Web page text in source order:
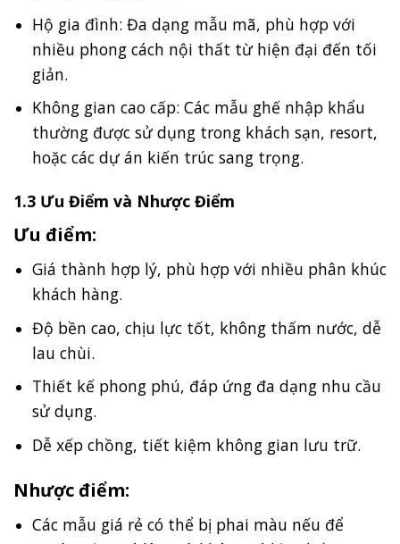
Hộ gia đình: Đa dạng mẫu mã, phù hợp với
nhiều phong cách nội thất từ hiện đại đến tối
giản.
Không gian cao cấp: Các mẫu ghế nhập khẩu
thường được sử dụng trong khách sạn, resort,
hoặc các dự án kiến trúc sang trọng.
1.3 Ưu Điểm và Nhược Điểm
Ưu điểm:
Giá thành hợp lý, phù hợp với nhiều phân khúc
khách hàng.
Độ bền cao, chịu lực tốt, không thấm nước, dễ
lau chùi.
Thiết kế phong phú, đáp ứng đa dạng nhu cầu
sử dụng.
Dễ xếp chồng, tiết kiệm không gian lưu trữ.
Nhược điểm:
Các mẫu giá rẻ có thể bị phai màu nếu để